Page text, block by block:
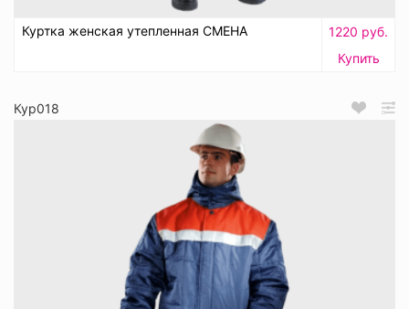
Куртка женская утепленная СМЕНА
1220 руб.
Купить
Кур018